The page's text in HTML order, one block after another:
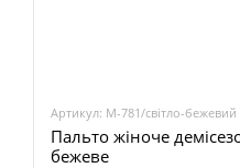
Артикул: М-781/світло-бежевий
Пальто жіноче
бежеве